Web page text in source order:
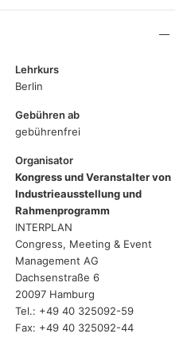
Lehrkurs
Berlin
Gebühren ab
gebührenfrei
Organisator
Kongress und Veranstalter von
Industrieausstellung und
Rahmenprogramm
INTERPLAN
Congress, Meeting & Event
Management AG
Dachsenstraße 6
20097 Hamburg
Tel.: +49 40 325092-59
Fax: +49 40 325092-44